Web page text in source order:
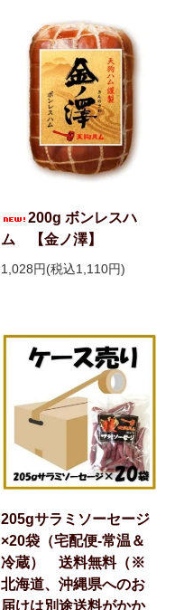
200g ボンレスハ
ム 【金ノ澤】
1,028円(税込1,110円)
205gサラミソーセージ
×20袋（宅配便-常温＆
冷蔵） 送料無料（※
北海道、沖縄県へのお
届けは別途送料がかか